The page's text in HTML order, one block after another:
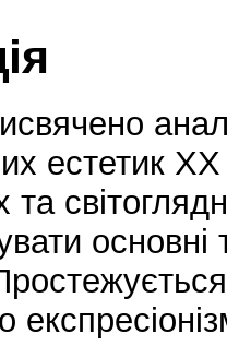
естетик XX
та
основні